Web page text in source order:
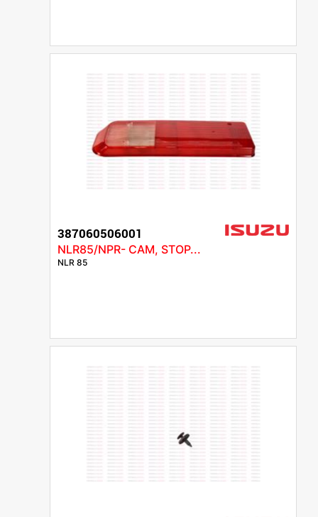
387060506001
NLR85/NPR- CAM, STOP...
NLR 85